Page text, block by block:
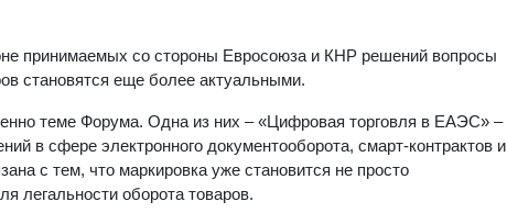
принимаемых со стороны Евросоюза и КНР решений вопросы
становятся еще более актуальными.
теме Форума. Одна из них – «Цифровая торговля в ЕАЭС» –
в сфере электронного документооборота, смарт-контрактов и
с тем, что маркировка уже становится не просто
легальности оборота товаров.